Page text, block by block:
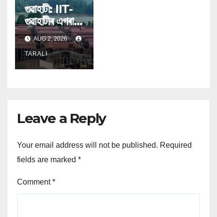
গুৱাহাটী: IIT-
গুৱাহাটীৰ এগৰাকী
B.Tech
ছাত্ৰীয়ে ব্ৰহ্মপুত্ৰ
নদীত পৰি মৃত্যু
হৈছে।
AUG 2, 2026
TARALI
Leave a Reply
Your email address will not be published. Required
fields are marked *
Comment*